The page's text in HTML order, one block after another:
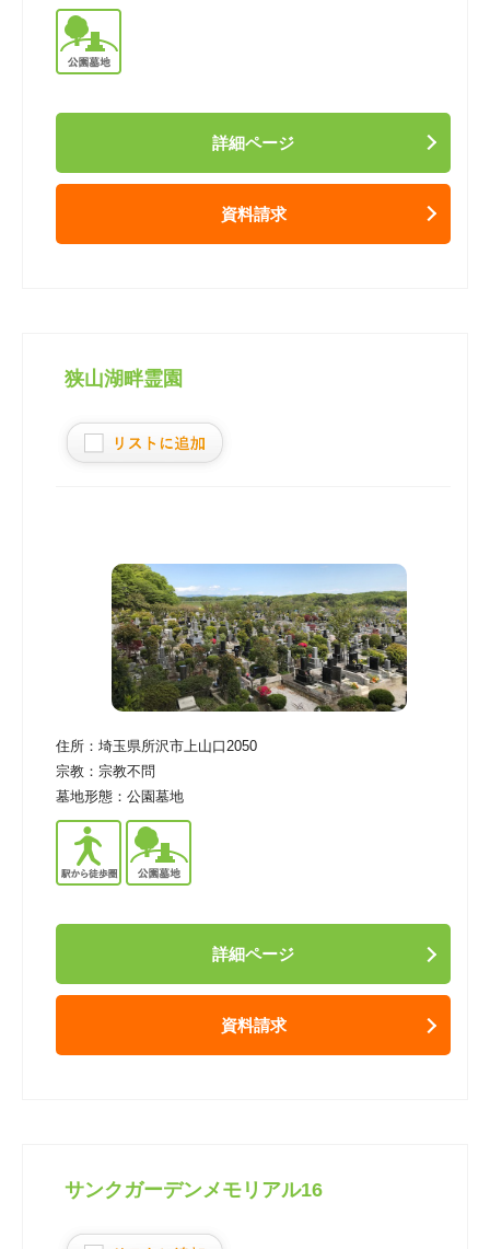
詳細ページ
資料請求
狭山湖畔霊園
住所： 埼玉県所沢市上山口2050
宗教： 宗教不問
墓地形態： 公園墓地
詳細ページ
資料請求
サンクガーデンメモリアル16